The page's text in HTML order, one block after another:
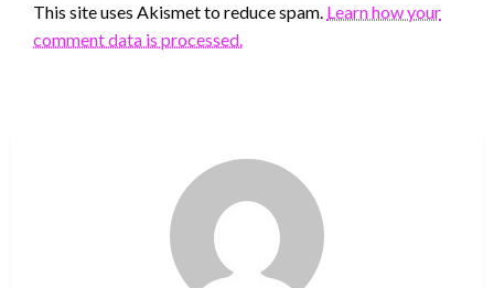
This site uses Akismet to reduce spam. Learn how your
comment data is processed.